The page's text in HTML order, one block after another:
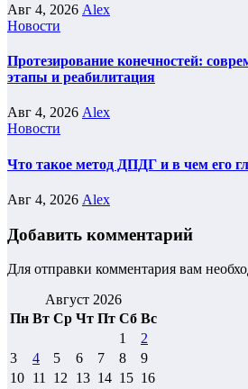
Авг 4, 2026 Alex
Новости
Протезирование конечностей:
этапы и реабилитация
Авг 4, 2026 Alex
Новости
Что такое метод ДПДГ и в чем его
Авг 4, 2026 Alex
Добавить комментарий
Для отправки комментария вам
Август 2026
Пн Вт Ср Чт Пт Сб Вс
1
2
3
4 5 6 7 8
9
10 11 12 13 14 15 16